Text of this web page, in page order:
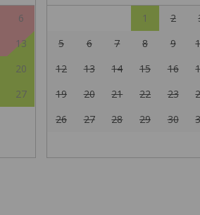
6
13
20
27
1
2
5
6 7 8 9
12
13 14 15 16
19
20 21 22 23
26
27 28 29 30